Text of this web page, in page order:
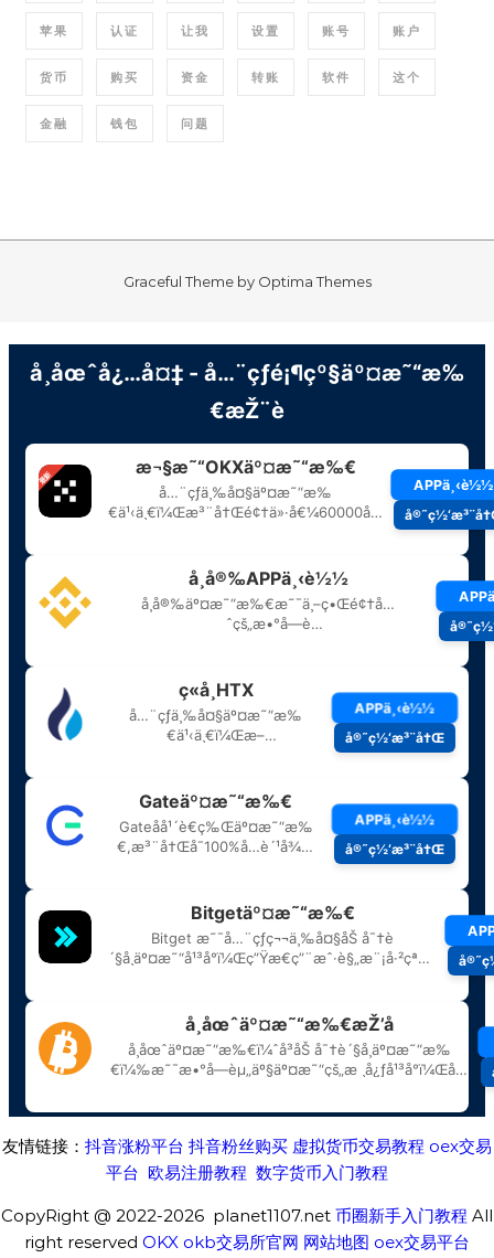
苹果 认证 让我 设置 账号 账户
货币 购买 资金 转账 软件 这个
金融 钱包 问题
Graceful Theme by Optima Themes
友情链接： 抖音涨粉平台 抖音粉丝购买 虚拟货币交易教程 oex交易
平台 欧易注册教程 数字货币入门教程
CopyRight @ 2022-2026 planet1107.net 币圈新手入门教程 All
right reserved OKX okb交易所官网 网站地图 oex交易平台